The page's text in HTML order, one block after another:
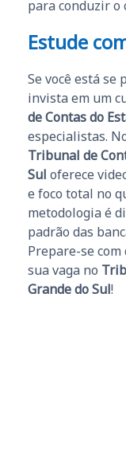
para conduzir o
Estude
Se você está se
invista em um
de Contas do
especialistas.
Tribunal de
Sul oferece
e foco total no
metodologia é
padrão das
Prepare-se
sua vaga no
Grande do Sul!